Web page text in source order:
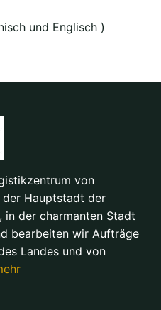
und Englisch )
von
der Hauptstadt der
in der charmanten Stadt
bearbeiten wir Aufträge
Landes und von